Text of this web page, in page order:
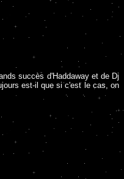
succès d'Haddaway et de Dj
est-il que si c'est le cas, on